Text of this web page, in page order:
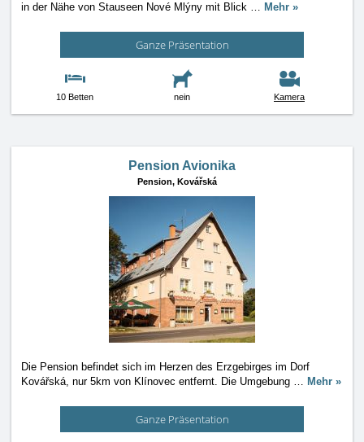
in der Nähe von Stauseen Nové Mlýny mit Blick … Mehr »
Ganze Präsentation
10 Betten nein Kamera
Pension Avionika
Pension, Kovářská
Die Pension befindet sich im Herzen des Erzgebirges im Dorf
Kovářská, nur 5km von Klínovec entfernt. Die Umgebung … Mehr »
Ganze Präsentation